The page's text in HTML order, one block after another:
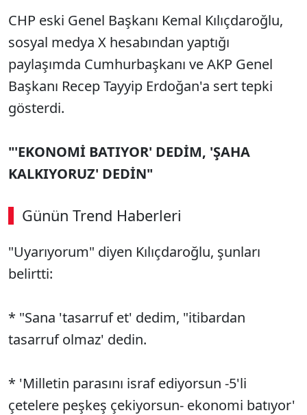
CHP eski Genel Başkanı Kemal Kılıçdaroğlu,
sosyal medya X hesabından yaptığı
paylaşımda Cumhurbaşkanı ve AKP Genel
Başkanı Recep Tayyip Erdoğan'a sert tepki
gösterdi.
"'EKONOMİ BATIYOR' DEDİM, 'ŞAHA
KALKIYORUZ' DEDİN"
Günün Trend Haberleri
"Uyarıyorum" diyen Kılıçdaroğlu, şunları
belirtti:
* "Sana 'tasarruf et' dedim, "itibardan
tasarruf olmaz' dedin.
* 'Milletin parasını israf ediyorsun -5'li
çetelere peşkeş çekiyorsun- ekonomi batıyor'